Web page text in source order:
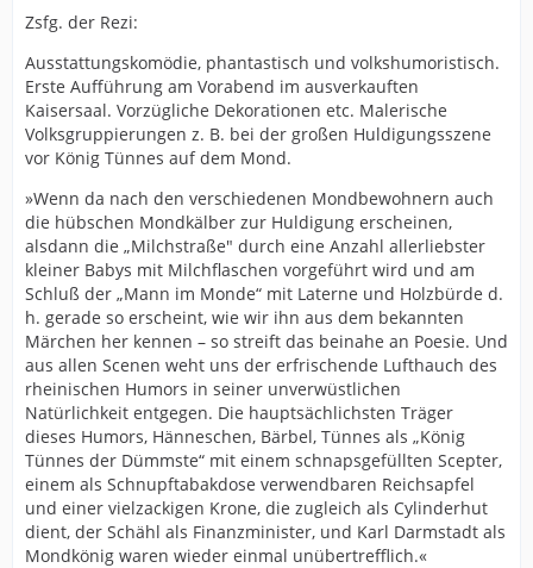
Zsfg. der Rezi:
Ausstattungskomödie, phantastisch und volkshumoristisch.
Erste Aufführung am Vorabend im ausverkauften
Kaisersaal. Vorzügliche Dekorationen etc. Malerische
Volksgruppierungen z. B. bei der großen Huldigungsszene
vor König Tünnes auf dem Mond.
»Wenn da nach den verschiedenen Mondbewohnern auch
die hübschen Mondkälber zur Huldigung erscheinen,
alsdann die „Milchstraße" durch eine Anzahl allerliebster
kleiner Babys mit Milchflaschen vorgeführt wird und am
Schluß der „Mann im Monde“ mit Laterne und Holzbürde d.
h. gerade so erscheint, wie wir ihn aus dem bekannten
Märchen her kennen – so streift das beinahe an Poesie. Und
aus allen Scenen weht uns der erfrischende Lufthauch des
rheinischen Humors in seiner unverwüstlichen
Natürlichkeit entgegen. Die hauptsächlichsten Träger
dieses Humors, Hänneschen, Bärbel, Tünnes als „König
Tünnes der Dümmste“ mit einem schnapsgefüllten Scepter,
einem als Schnupftabakdose verwendbaren Reichsapfel
und einer vielzackigen Krone, die zugleich als Cylinderhut
dient, der Schähl als Finanzminister, und Karl Darmstadt als
Mondkönig waren wieder einmal unübertrefflich.«